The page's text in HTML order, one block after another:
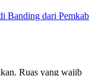
Banding dari Pemkab
Ruas yang wajib